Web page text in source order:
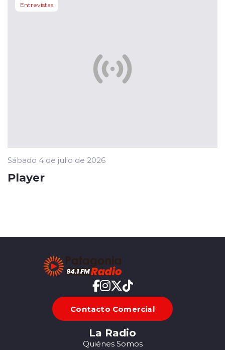
Entrevistas
Sábado 4 de julio de 2026
Player
Contacto Comercial
La Radio
Quiénes Somos